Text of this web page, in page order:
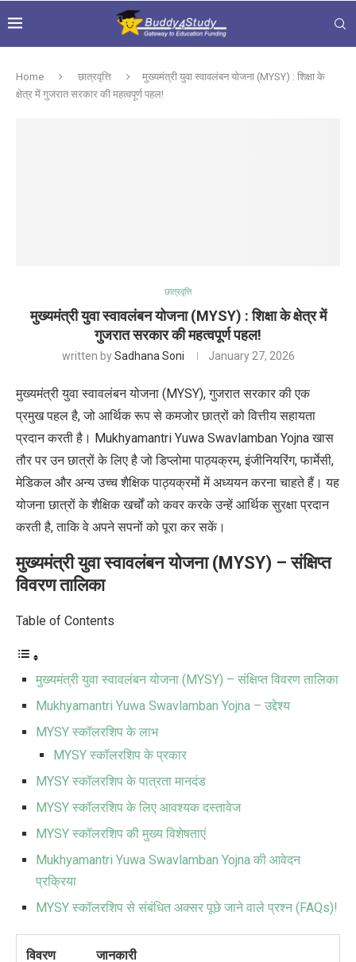
Home छात्रवृत्ति
मुख्यमंत्री युवा स्वावलंबन योजना (MYSY) : शिक्षा के
क्षेत्र में गुजरात सरकार की महत्वपूर्ण पहल!
छात्रवृत्ति
मुख्यमंत्री युवा स्वावलंबन योजना (MYSY) : शिक्षा के क्षेत्र में
गुजरात सरकार की महत्वपूर्ण पहल!
written bySadhana Soni January 27, 2026
मुख्यमंत्री युवा स्वावलंबन योजना (MYSY), गुजरात सरकार की एक
प्रमुख पहल है, जो आर्थिक रूप से कमजोर छात्रों को वित्तीय सहायता
प्रदान करती है। Mukhyamantri Yuwa Swavlamban Yojna खास
तौर पर उन छात्रों के लिए है जो डिप्लोमा पाठ्यक्रम, इंजीनियरिंग, फार्मेसी,
मेडिकल और अन्य उच्च शैक्षिक पाठ्यक्रमों में अध्ययन करना चाहते हैं। यह
योजना छात्रों के शैक्षिक खर्चों को कवर करके उन्हें आर्थिक सुरक्षा प्रदान
करती है, ताकि वे अपने सपनों को पूरा कर सकें।
मुख्यमंत्री युवा स्वावलंबन योजना (MYSY) – संक्षिप्त
विवरण तालिका
Table of Contents
मुख्यमंत्री युवा स्वावलंबन योजना (MYSY) – संक्षिप्त विवरण तालिका
Mukhyamantri Yuwa Swavlamban Yojna – उद्देश्य
MYSY स्कॉलरशिप के लाभ
MYSY स्कॉलरशिप के प्रकार
MYSY स्कॉलरशिप के पात्रता मानदंड
MYSY स्कॉलरशिप के लिए आवश्यक दस्तावेज
MYSY स्कॉलरशिप की मुख्य विशेषताएं
Mukhyamantri Yuwa Swavlamban Yojna की आवेदन
प्रक्रिया
MYSY स्कॉलरशिप से संबंधित अक्सर पूछे जाने वाले प्रश्न (FAQs)!
विवरण जानकारी